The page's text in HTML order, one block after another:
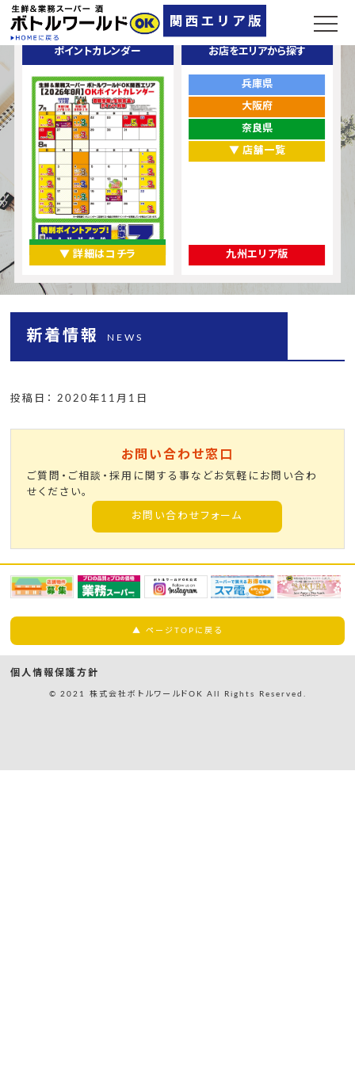
ポイントカレンダー
▼ 詳細はコチラ
お店をエリアから探す
兵庫県
大阪府
奈良県
▼ 店舗一覧
九州エリア版
新着情報 NEWS
投稿日： 2020年11月1日
お問い合わせ窓口
ご質問・ご相談・採用に関する事などお気軽にお問い合わ
せください。
お問い合わせフォーム
▲ ページTOPに戻る
個人情報保護方針
© 2021 株式会社ボトルワールドOK All Rights Reserved.